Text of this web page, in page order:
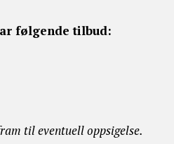
følgende tilbud:
til eventuell oppsigelse.